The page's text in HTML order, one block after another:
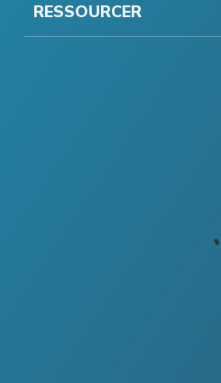
RESSOURCER